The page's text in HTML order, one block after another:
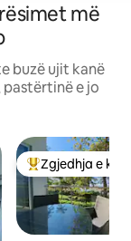
më
buzë ujit kanë
e jo
Më të mirat e
Zgjedhja e